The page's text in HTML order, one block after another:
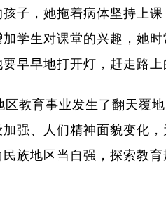
孩子，她拖着病体坚持上
加学生对课堂的兴趣，她
早早地打开灯，赶走路上
区教育事业发生了翻天覆
强、人们精神面貌变化
族地区当自强，探索教